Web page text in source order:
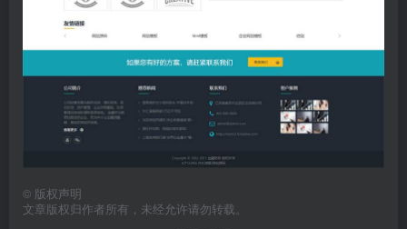
© 版权声明
文章版权归作者所有，未经允许请勿转载。